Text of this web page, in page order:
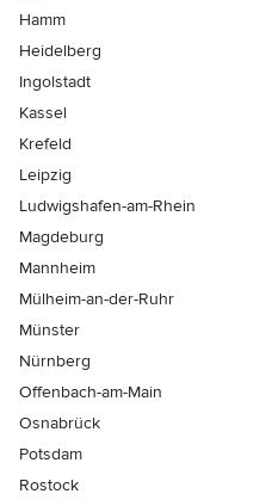
Hamm
Heidelberg
Ingolstadt
Kassel
Krefeld
Leipzig
Ludwigshafen-am-Rhein
Magdeburg
Mannheim
Mülheim-an-der-Ruhr
Münster
Nürnberg
Offenbach-am-Main
Osnabrück
Potsdam
Rostock